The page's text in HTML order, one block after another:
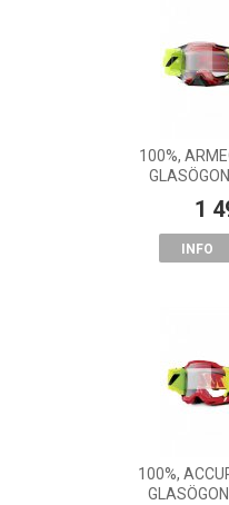
100%,
1
INFO
100%,